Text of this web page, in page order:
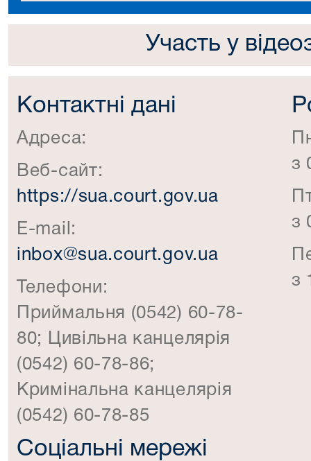
Участь у
Контактні дані
Адреса:
Веб-сайт:
https://sua.court.gov.ua
E-mail:
inbox@sua.court.gov.ua
Телефони:
Приймальня (0542) 60-78-
80; Цивільна канцелярія
(0542) 60-78-86;
Кримінальна канцелярія
(0542) 60-78-85
Соціальні мережі
з
з
з